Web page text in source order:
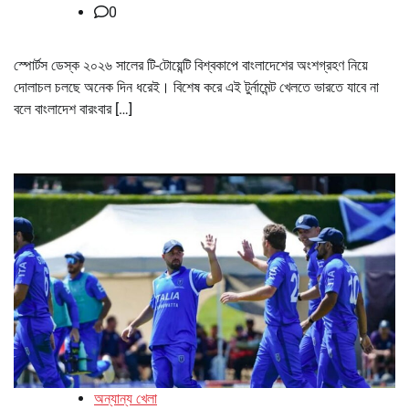
0
স্পোর্টস ডেস্ক ২০২৬ সালের টি-টোয়েন্টি বিশ্বকাপে বাংলাদেশের অংশগ্রহণ নিয়ে
দোলাচল চলছে অনেক দিন ধরেই। বিশেষ করে এই টুর্নামেন্ট খেলতে ভারতে যাবে না
বলে বাংলাদেশ বারংবার […]
অন্যান্য খেলা